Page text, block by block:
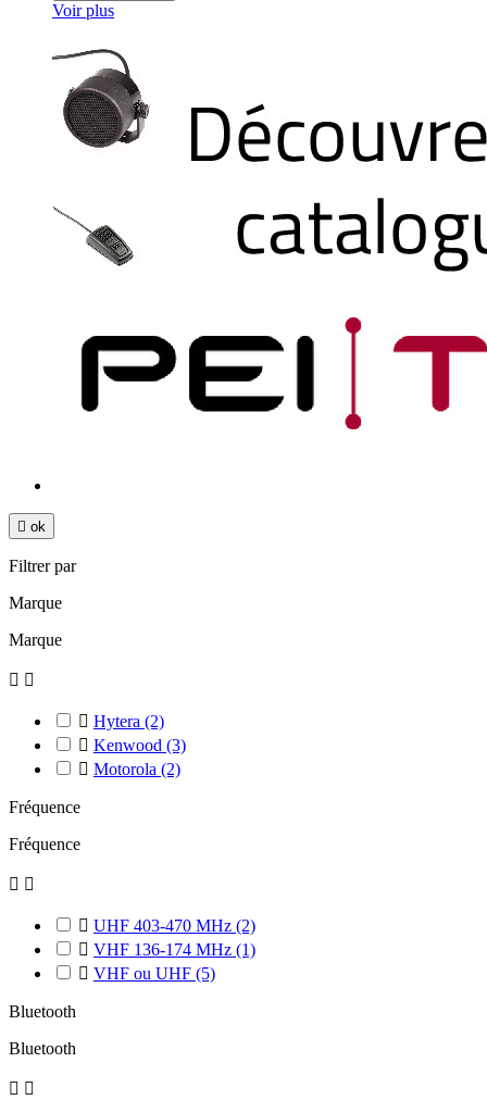
Voir plus
 ok
Filtrer par
Marque
Marque
 
 Hytera (2)
 Kenwood (3)
 Motorola (2)
Fréquence
Fréquence
 
 UHF 403-470 MHz (2)
 VHF 136-174 MHz (1)
 VHF ou UHF (5)
Bluetooth
Bluetooth
 